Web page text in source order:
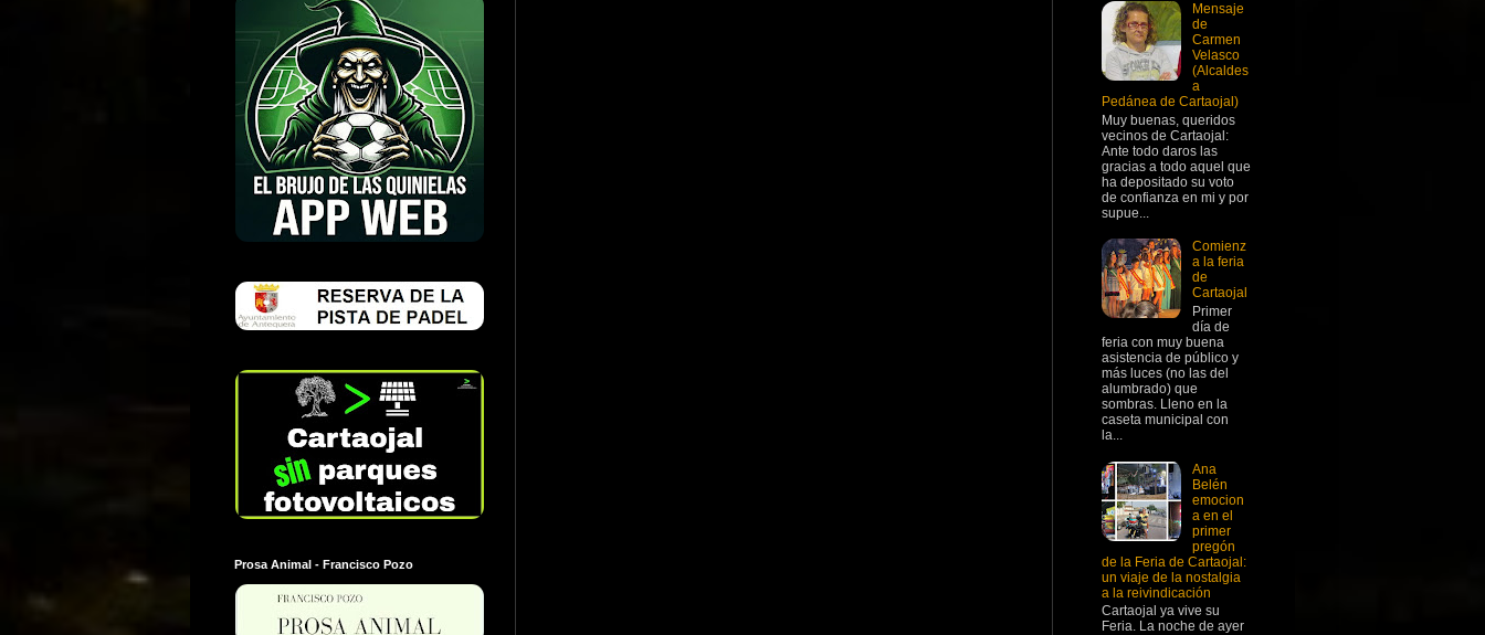
Prosa Animal - Francisco Pozo
Mensaje
de
Carmen
Velasco
(Alcaldes
a
Pedánea de Cartaojal)
Muy buenas, queridos
vecinos de Cartaojal:
Ante todo daros las
gracias a todo aquel que
ha depositado su voto
de confianza en mi y por
supue...
Comienz
a la feria
de
Cartaojal
Primer
día de
feria con muy buena
asistencia de público y
más luces (no las del
alumbrado) que
sombras. Lleno en la
caseta municipal con
la...
Ana
Belén
emocion
a en el
primer
pregón
de la Feria de Cartaojal:
un viaje de la nostalgia
a la reivindicación
Cartaojal ya vive su
Feria. La noche de ayer